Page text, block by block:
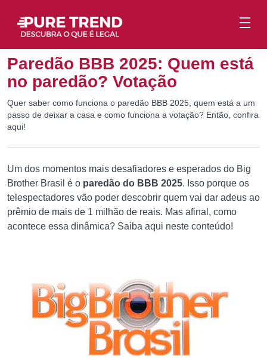
Paredão BBB 2025: Quem está
no paredão? Votação
Quer saber como funciona o paredão BBB 2025, quem está a um
passo de deixar a casa e como funciona a votação? Então, confira
aqui!
Um dos momentos mais desafiadores e esperados do Big
Brother Brasil é o paredão do BBB 2025. Isso porque os
telespectadores vão poder descobrir quem vai dar adeus ao
prêmio de mais de 1 milhão de reais. Mas afinal, como
acontece essa dinâmica? Saiba aqui neste conteúdo!